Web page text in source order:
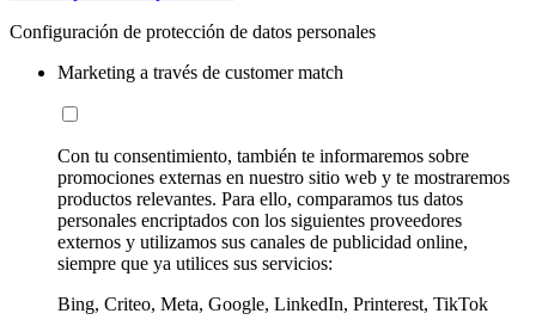
Configuración de protección de datos personales
Marketing a través de customer match
Con tu consentimiento, también te informaremos sobre
promociones externas en nuestro sitio web y te mostraremos
productos relevantes. Para ello, comparamos tus datos
personales encriptados con los siguientes proveedores
externos y utilizamos sus canales de publicidad online,
siempre que ya utilices sus servicios:
Bing, Criteo, Meta, Google, LinkedIn, Printerest, TikTok